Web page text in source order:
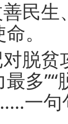
民
。
脱
多
一句